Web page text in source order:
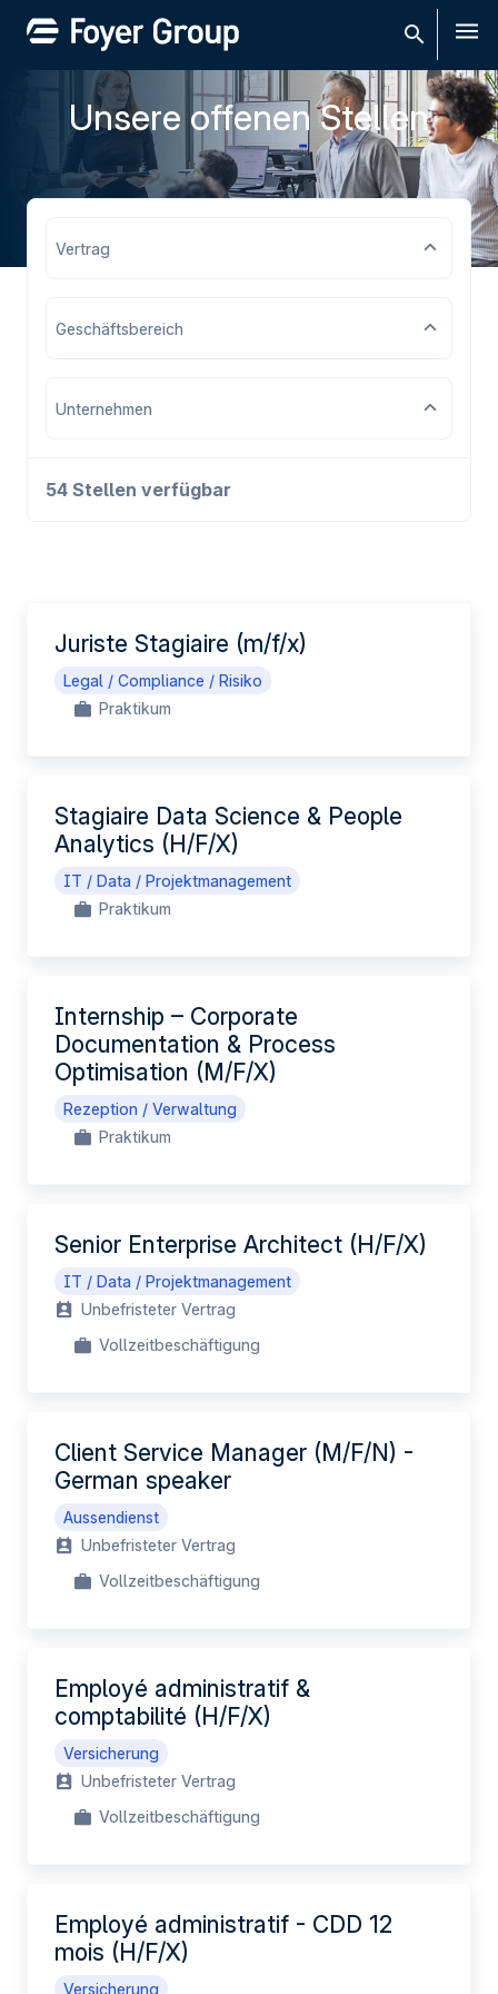
DE
Unsere offenen Stellen
Vertrag
Geschäftsbereich
Unternehmen
54 Stellen verfügbar
Juriste Stagiaire (m/f/x)
Legal / Compliance / Risiko
Praktikum
Stagiaire Data Science & People
Analytics (H/F/X)
IT / Data / Projektmanagement
Praktikum
Internship – Corporate
Documentation & Process
Optimisation (M/F/X)
Rezeption / Verwaltung
Praktikum
Senior Enterprise Architect (H/F/X)
IT / Data / Projektmanagement
Unbefristeter Vertrag
Vollzeitbeschäftigung
Client Service Manager (M/F/N) -
German speaker
Aussendienst
Unbefristeter Vertrag
Vollzeitbeschäftigung
Employé administratif &
comptabilité (H/F/X)
Versicherung
Unbefristeter Vertrag
Vollzeitbeschäftigung
Employé administratif - CDD 12
mois (H/F/X)
Versicherung